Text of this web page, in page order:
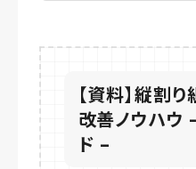
【資料】縦割
改善ノウハウ
ド –